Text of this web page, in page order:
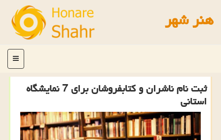
هنر شهر
منو
ثبت نام ناشران و كتابفروشان برای 7 نمایشگاه
استانی